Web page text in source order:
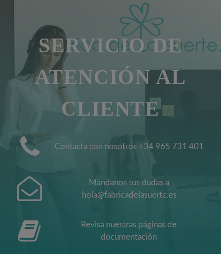
SERVICIO DE
ATENCIÓN AL
CLIENTE
Contacta con nosotros +34 965 731 401
Mándanos tus dudas a
hola@fabricadelasuerte.es
Revisa nuestras páginas de
documentación